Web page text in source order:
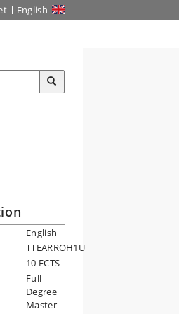
English
English
TTEARROH1U
10 ECTS
Full
Degree
Master